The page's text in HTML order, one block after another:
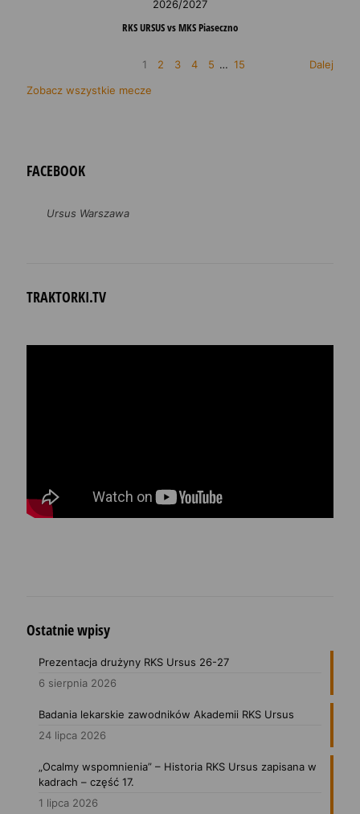
2026/2027
RKS URSUS vs MKS Piaseczno
1 2 3 4 5 … 15
Dalej
Zobacz wszystkie mecze
FACEBOOK
Ursus Warszawa
TRAKTORKI.TV
Ostatnie wpisy
Prezentacja drużyny RKS Ursus 26-27
6 sierpnia 2026
Badania lekarskie zawodników Akademii RKS Ursus
24 lipca 2026
„Ocalmy wspomnienia” – Historia RKS Ursus zapisana w
kadrach – część 17.
1 lipca 2026